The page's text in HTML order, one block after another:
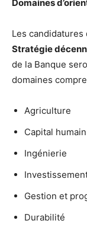
Domaines
Les
Stratégie
de la Banque
domaines
Agriculture
Capital humain
Ingénierie
Gestion et
Durabilité